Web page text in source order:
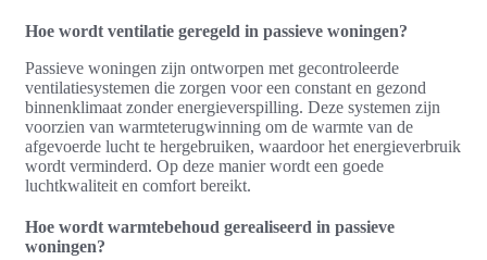
Hoe wordt ventilatie geregeld in passieve woningen?
Passieve woningen zijn ontworpen met gecontroleerde
ventilatiesystemen die zorgen voor een constant en gezond
binnenklimaat zonder energieverspilling. Deze systemen zijn
voorzien van warmteterugwinning om de warmte van de
afgevoerde lucht te hergebruiken, waardoor het energieverbruik
wordt verminderd. Op deze manier wordt een goede
luchtkwaliteit en comfort bereikt.
Hoe wordt warmtebehoud gerealiseerd in passieve
woningen?